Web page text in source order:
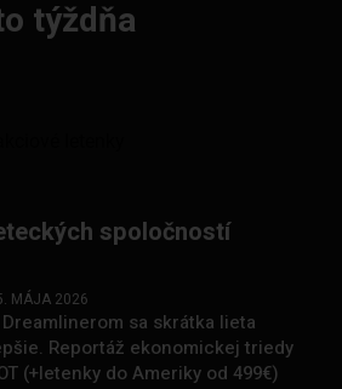
týždňa
spoločností
MÁJA 2026
Dreamlinerom sa skrátka lieta
Reportáž ekonomickej triedy
(+letenky do Ameriky od 499€)